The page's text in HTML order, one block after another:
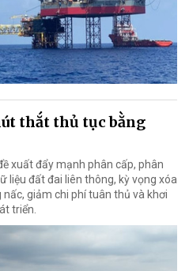
thắt thủ tục bằng
xuất đẩy mạnh phân cấp, phân
liệu đất đai liên thông, kỳ vọng xóa
giảm chi phí tuân thủ và khơi
triển.